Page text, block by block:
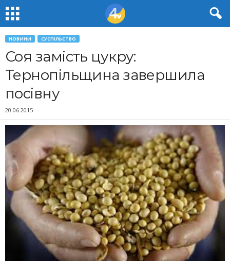
НОВИНИ СУСПІЛЬСТВО
Соя замість цукру:
Тернопільщина завершила
посівну
20.06.2015